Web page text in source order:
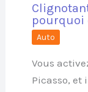
pourquoi
Auto
Vous
Picasso, et